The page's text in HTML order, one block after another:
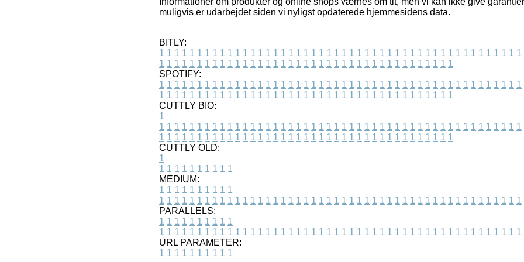
muligvis er udarbejdet siden vi nyligst opdaterede hjemmesidens data.
BITLY:
1 1 1 1 1 1 1 1 1 1 1 1 1 1 1 1 1 1 1 1 1 1 1 1 1 1 1 1 1 1 1 1 1 1 1 1 1 1 1 1 1 1 1 1 1 1 1 1
1 1 1 1 1 1 1 1 1 1 1 1 1 1 1 1 1 1 1 1 1 1 1 1 1 1 1 1 1 1 1 1 1 1 1 1 1 1 1
SPOTIFY:
1 1 1 1 1 1 1 1 1 1 1 1 1 1 1 1 1 1 1 1 1 1 1 1 1 1 1 1 1 1 1 1 1 1 1 1 1 1 1 1 1 1 1 1 1 1 1 1
1 1 1 1 1 1 1 1 1 1 1 1 1 1 1 1 1 1 1 1 1 1 1 1 1 1 1 1 1 1 1 1 1 1 1 1 1 1 1
CUTTLY BIO:
1
1 1 1 1 1 1 1 1 1 1 1 1 1 1 1 1 1 1 1 1 1 1 1 1 1 1 1 1 1 1 1 1 1 1 1 1 1 1 1 1 1 1 1 1 1 1 1 1
1 1 1 1 1 1 1 1 1 1 1 1 1 1 1 1 1 1 1 1 1 1 1 1 1 1 1 1 1 1 1 1 1 1 1 1 1 1 1
CUTTLY OLD:
1
1 1 1 1 1 1 1 1 1 1
MEDIUM:
1 1 1 1 1 1 1 1 1 1
1 1 1 1 1 1 1 1 1 1 1 1 1 1 1 1 1 1 1 1 1 1 1 1 1 1 1 1 1 1 1 1 1 1 1 1 1 1 1 1 1 1 1 1 1 1 1 1
PARALLELS:
1 1 1 1 1 1 1 1 1 1
1 1 1 1 1 1 1 1 1 1 1 1 1 1 1 1 1 1 1 1 1 1 1 1 1 1 1 1 1 1 1 1 1 1 1 1 1 1 1 1 1 1 1 1 1 1 1 1
URL PARAMETER:
1 1 1 1 1 1 1 1 1 1